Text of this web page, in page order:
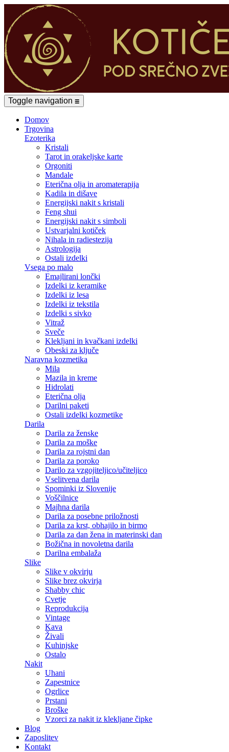
Toggle navigation ☰
Domov
Trgovina
Ezoterika
Kristali
Tarot in orakeljske karte
Orgoniti
Mandale
Eterična olja in aromaterapija
Kadila in dišave
Energijski nakit s kristali
Feng shui
Energijski nakit s simboli
Ustvarjalni kotiček
Nihala in radiestezija
Astrologija
Ostali izdelki
Vsega po malo
Emajlirani lončki
Izdelki iz keramike
Izdelki iz lesa
Izdelki iz tekstila
Izdelki s sivko
Vitraž
Sveče
Klekljani in kvačkani izdelki
Obeski za ključe
Naravna kozmetika
Mila
Mazila in kreme
Hidrolati
Eterična olja
Darilni paketi
Ostali izdelki kozmetike
Darila
Darila za ženske
Darila za moške
Darila za rojstni dan
Darila za poroko
Darilo za vzgojiteljico/učiteljico
Vselitvena darila
Spominki iz Slovenije
Voščilnice
Majhna darila
Darila za posebne priložnosti
Darila za krst, obhajilo in birmo
Darila za dan žena in materinski dan
Božična in novoletna darila
Darilna embalaža
Slike
Slike v okvirju
Slike brez okvirja
Shabby chic
Cvetje
Reprodukcija
Vintage
Kava
Živali
Kuhinjske
Ostalo
Nakit
Uhani
Zapestnice
Ogrlice
Prstani
Broške
Vzorci za nakit iz klekljane čipke
Blog
Zaposlitev
Kontakt